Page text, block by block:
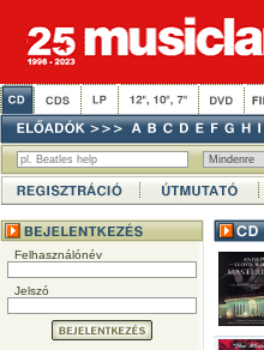
Felhasználónév
Jelszó